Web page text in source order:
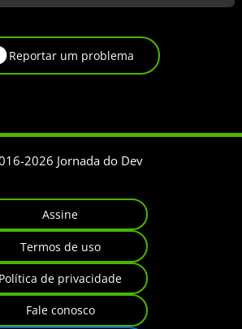
Reportar um problema
2026 Jornada do Dev
Assine
Termos de uso
Política de privacidade
Fale conosco